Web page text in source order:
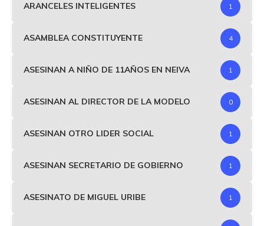
ARANCELES INTELIGENTES 1
ASAMBLEA CONSTITUYENTE 4
ASESINAN A NIÑO DE 11AÑOS EN NEIVA 1
ASESINAN AL DIRECTOR DE LA MODELO 0
ASESINAN OTRO LIDER SOCIAL 1
ASESINAN SECRETARIO DE GOBIERNO 1
ASESINATO DE MIGUEL URIBE 1